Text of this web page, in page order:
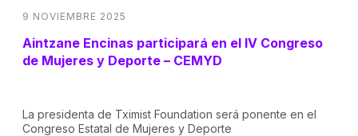
9 NOVIEMBRE 2025
Aintzane Encinas participará en el IV Congreso
de Mujeres y Deporte – CEMYD
La presidenta de Tximist Foundation será ponente en el
Congreso Estatal de Mujeres y Deporte